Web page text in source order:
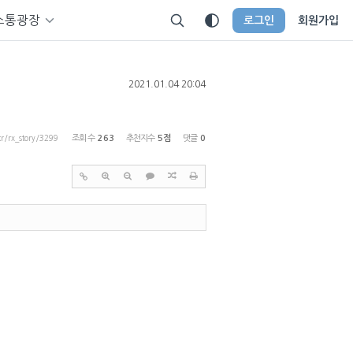
통광장 로그인 회원가입
2021.01.04 20:04
rx_story/3299 조회 수 263 추천지수 5점 댓글 0